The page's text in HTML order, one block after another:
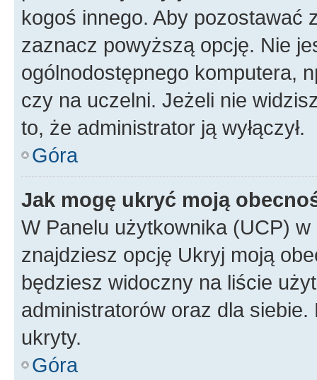
kogoś innego. Aby pozostawać
zaznacz powyższą opcję. Nie
ogólnodostępnego komputera,
czy na uczelni. Jeżeli nie
to, że administrator ją wyłączył.
Góra
Jak mogę ukryć moją
W Panelu użytkownika (UCP) w
znajdziesz opcję Ukryj moją
będziesz widoczny na liście
administratorów oraz dla
ukryty.
Góra